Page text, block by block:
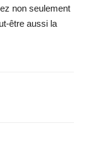
non seulement
être aussi la